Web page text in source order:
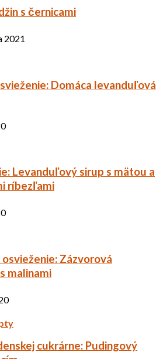
s černicami
2021
Domáca levanduľová
Levanduľový sirup s mätou a
ríbezľami
Zázvorová
malinami
cukrárne: Pudingový